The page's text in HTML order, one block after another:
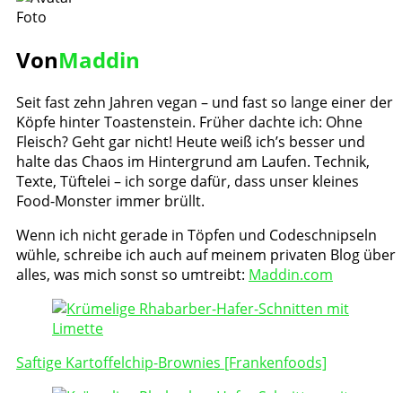
VonMaddin
Seit fast zehn Jahren vegan – und fast so lange einer der
Köpfe hinter Toastenstein. Früher dachte ich: Ohne
Fleisch? Geht gar nicht! Heute weiß ich’s besser und
halte das Chaos im Hintergrund am Laufen. Technik,
Texte, Tüftelei – ich sorge dafür, dass unser kleines
Food-Monster immer brüllt.
Wenn ich nicht gerade in Töpfen und Codeschnipseln
wühle, schreibe ich auch auf meinem privaten Blog über
alles, was mich sonst so umtreibt: Maddin.com
Post
Navigation
Saftige Kartoffelchip-Brownies [Frankenfoods]